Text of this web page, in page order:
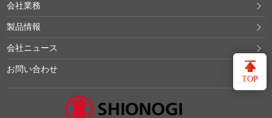
TOP
会社業務
製品情報
会社ニュース
お問い合わせ